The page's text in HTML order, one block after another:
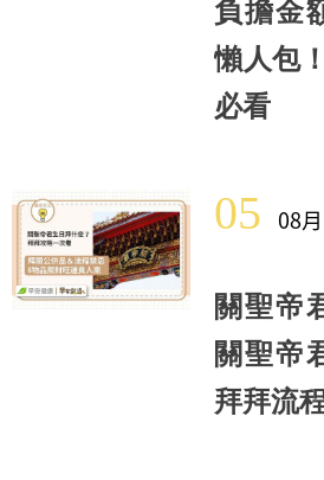
負擔金
懶人包
必看
05 08
關聖帝
關聖帝
拜拜流